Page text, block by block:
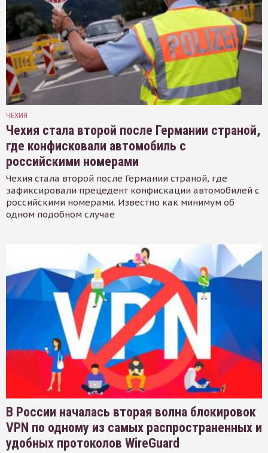
ЧЕХИЯ
Чехия стала второй после Германии страной,
где конфисковали автомобиль с
российскими номерами
Чехия стала второй после Германии страной, где
зафиксировали прецедент конфискации автомобилей с
российскими номерами. Известно как минимум об
одном подобном случае
В России началась вторая волна блокировок
VPN по одному из самых распространенных и
удобных протоколов WireGuard